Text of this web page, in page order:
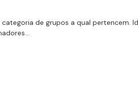
de grupos a qual pertencem.